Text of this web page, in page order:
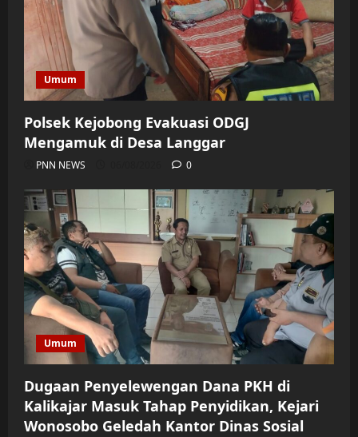
Umum
Polsek Kejobong Evakuasi ODGJ
Mengamuk di Desa Langgar
PNN NEWS 0
Umum
Dugaan Penyelewengan Dana PKH di
Kalikajar Masuk Tahap Penyidikan, Kejari
Wonosobo Geledah Kantor Dinas Sosial